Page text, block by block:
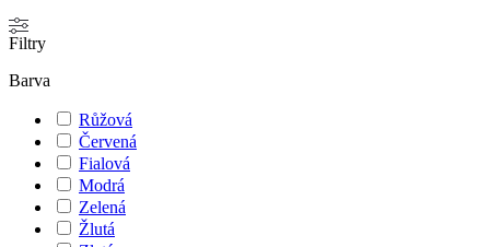
Filtry
Barva
Růžová
Červená
Fialová
Modrá
Zelená
Žlutá